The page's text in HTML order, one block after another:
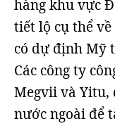
hàng khu vực
tiết lộ cụ thể
có dự định Mỹ
Các công ty
Megvii và Yitu,
nước ngoài để